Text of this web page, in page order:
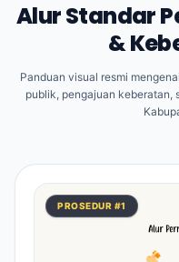
Alur Standar
&
Panduan visual resmi
publik, pengajuan keberatan,
PROSEDUR #1